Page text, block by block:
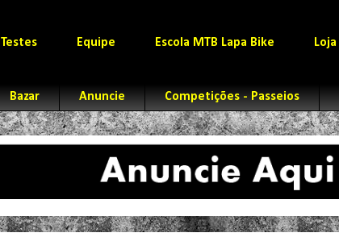
Testes Equipe Escola MTB Lapa Bike Loja
Bazar Anuncie Competições - Passeios